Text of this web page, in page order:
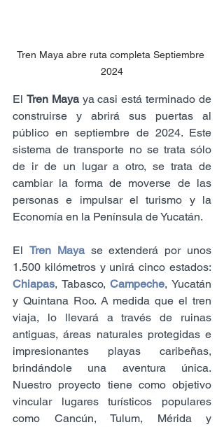
Tren Maya abre ruta completa Septiembre
2024
El Tren Maya ya casi está terminado de
construirse y abrirá sus puertas al
público en septiembre de 2024. Este
sistema de transporte no se trata sólo
de ir de un lugar a otro, se trata de
cambiar la forma de moverse de las
personas e impulsar el turismo y la
Economía en la Península de Yucatán.
El Tren Maya se extenderá por unos
Chiapas, Tabasco, Campeche, Yucatán
y Quintana Roo. A medida que el tren
viaja, lo llevará a través de ruinas
antiguas, áreas naturales protegidas e
impresionantes playas caribeñas,
brindándole una aventura única.
Nuestro proyecto tiene como objetivo
vincular lugares turísticos populares
como Cancún, Tulum, Mérida y